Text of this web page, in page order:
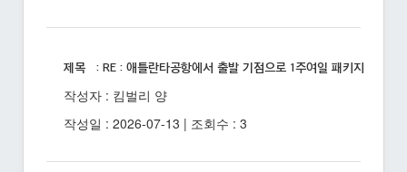
제목 : RE : 애틀란타공항에서 출발 기점으로 1주여일 패키지 상품 있
작성자 : 킴벌리 양
작성일 : 2026-07-13 | 조회수 : 3